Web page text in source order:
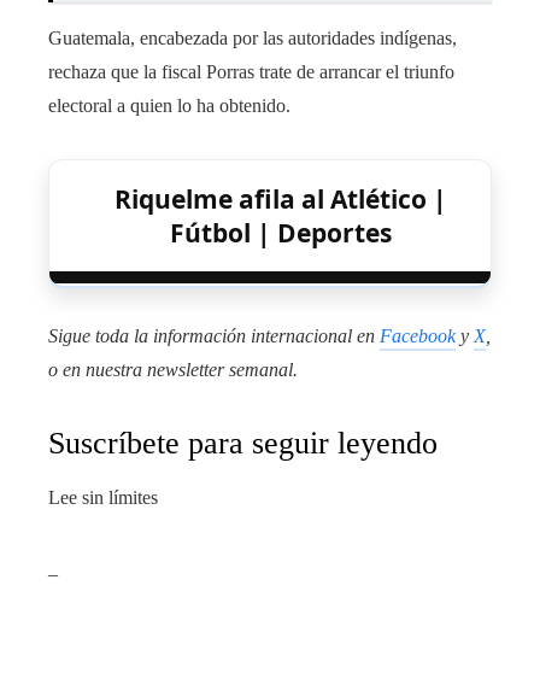
Guatemala, encabezada por las autoridades indígenas,
rechaza que la fiscal Porras trate de arrancar el triunfo
electoral a quien lo ha obtenido.
Riquelme afila al Atlético |
Fútbol | Deportes
Sigue toda la información internacional en Facebooky X,
o en nuestra newsletter semanal.
Suscríbete para seguir leyendo
Lee sin límites